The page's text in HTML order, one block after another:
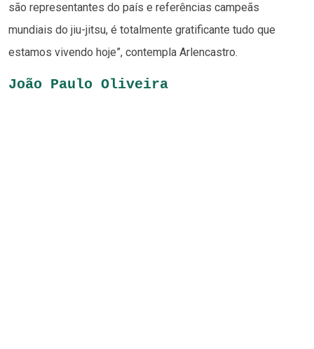
são representantes do país e referências campeãs
mundiais do jiu-jitsu, é totalmente gratificante tudo que
estamos vivendo hoje”, contempla Arlencastro.
João Paulo Oliveira